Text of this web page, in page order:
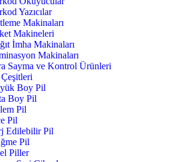
Yazıcılar
Makinaları
Makineleri
İmha Makinaları
Makinaları
Sayma ve Kontrol Ürünleri
Boy Pil
Boy Pil
Pil
Pil
Edilebilir Pil
Pil
Piller